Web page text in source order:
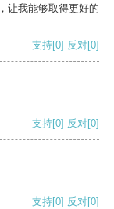
让我能够取得更好的
支持[0] 反对[0]
支持[0] 反对[0]
支持[0] 反对[0]